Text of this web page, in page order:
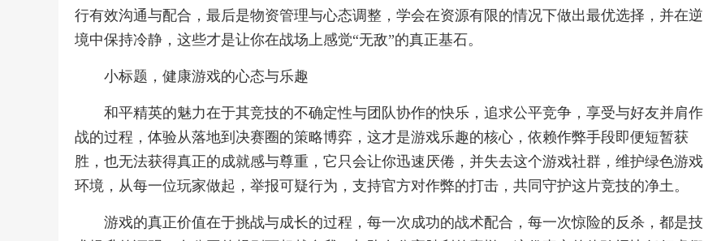
行有效沟通与配合，最后是物资管理与心态调整，学会在资源有限的情况下做出最优选择，并在逆
境中保持冷静，这些才是让你在战场上感觉“无敌”的真正基石。
小标题，健康游戏的心态与乐趣
和平精英的魅力在于其竞技的不确定性与团队协作的快乐，追求公平竞争，享受与好友并肩作
战的过程，体验从落地到决赛圈的策略博弈，这才是游戏乐趣的核心，依赖作弊手段即便短暂获
胜，也无法获得真正的成就感与尊重，它只会让你迅速厌倦，并失去这个游戏社群，维护绿色游戏
环境，从每一位玩家做起，举报可疑行为，支持官方对作弊的打击，共同守护这片竞技的净土。
游戏的真正价值在于挑战与成长的过程，每一次成功的战术配合，每一次惊险的反杀，都是技